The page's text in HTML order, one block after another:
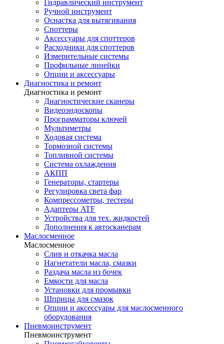
Гидравлический инструмент
Ручной инструмент
Оснастка для вытягивания
Споттеры
Аксессуары для споттеров
Расходники для споттеров
Измерительные системы
Профильные линейки
Опции и аксессуары
Диагностика и ремонт
Диагностика и ремонт
Диагностические сканеры
Видеоэндоскопы
Программаторы ключей
Мультиметры
Ходовая система
Тормозной системы
Топливной системы
Система охлаждения
АКПП
Генераторы, стартеры
Регулировка света фар
Компрессометры, тестеры
Адаптеры ATF
Устройства для тех. жидкостей
Дополнения к автосканерам
Маслосменное
Маслосменное
Слив и откачка масла
Нагнетатели масла, смазки
Раздача масла из бочек
Емкости для масла
Установки для промывки
Шприцы для смазок
Опции и аксессуары для маслосменного
оборудования
Пневмоинструмент
Пневмоинструмент